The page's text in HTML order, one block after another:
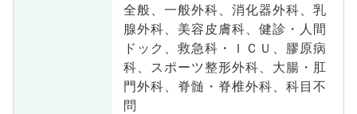
全般、一般外科、消化器外科、乳
腺外科、美容皮膚科、健診・人間
ドック、救急科・ＩＣＵ、膠原病
科、スポーツ整形外科、大腸・肛
門外科、脊髄・脊椎外科、科目不
問